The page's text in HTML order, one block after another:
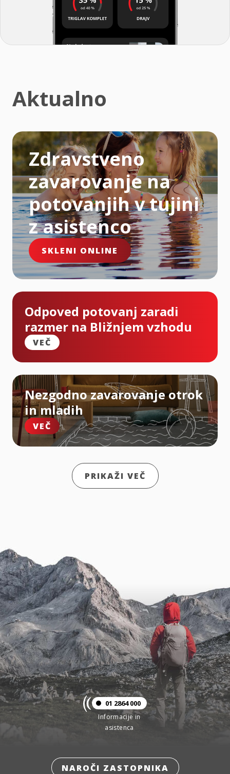
Aktualno
Zdravstveno
zavarovanje na
potovanjih v tujini
z asistenco
SKLENI ONLINE
Odpoved potovanj zaradi
razmer na Bližnjem vzhodu
VEČ
Nezgodno zavarovanje otrok
in mladih
VEČ
PRIKAŽI VEČ
01 2864 000
Informacije in
asistenca
NAROČI ZASTOPNIKA